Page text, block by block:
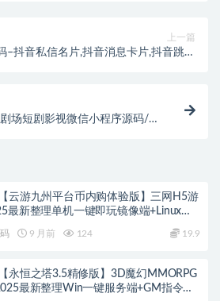
上一篇
–抖音私信名片,抖音消息卡片,抖音跳转
场短剧影视微信小程序源码/
云游九州平台币内购体验版】三网H5游
最新整理单机一键即玩镜像端+Linux手
9 月前 124 19.9
永恒之塔3.5精修版】3D魔幻MMORPG
最新整理Win一键服务端+GM指令